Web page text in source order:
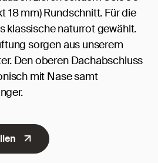
18 mm) Rundschnitt. Für die
klassische naturrot gewählt.
sorgen aus unserem
Den oberen Dachabschluss
mit Nase samt